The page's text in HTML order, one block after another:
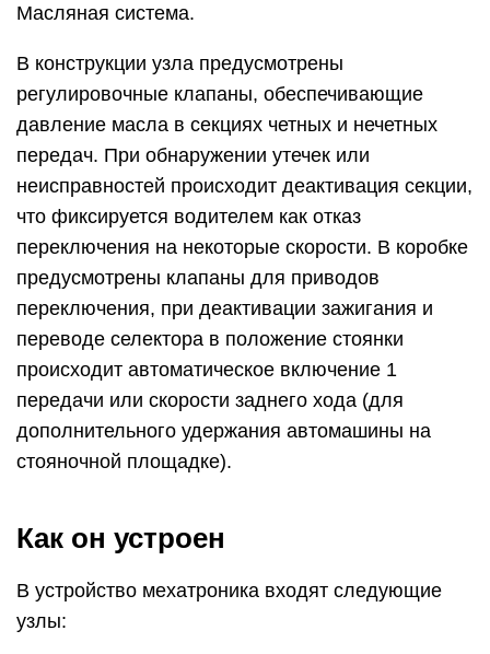
Масляная система.
В конструкции узла предусмотрены
регулировочные клапаны, обеспечивающие
давление масла в секциях четных и нечетных
передач. При обнаружении утечек или
неисправностей происходит деактивация секции,
что фиксируется водителем как отказ
переключения на некоторые скорости. В коробке
предусмотрены клапаны для приводов
переключения, при деактивации зажигания и
переводе селектора в положение стоянки
происходит автоматическое включение 1
передачи или скорости заднего хода (для
дополнительного удержания автомашины на
стояночной площадке).
Как он устроен
В устройство мехатроника входят следующие
узлы: